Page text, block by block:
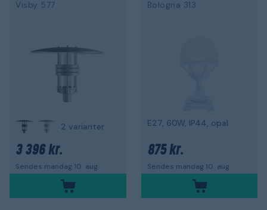
Visby 577
2 varianter
3 396 kr.
Sendes mandag 10. aug.
Bologna 313
E27, 60W, IP44, opal
875 kr.
Sendes mandag 10. aug.